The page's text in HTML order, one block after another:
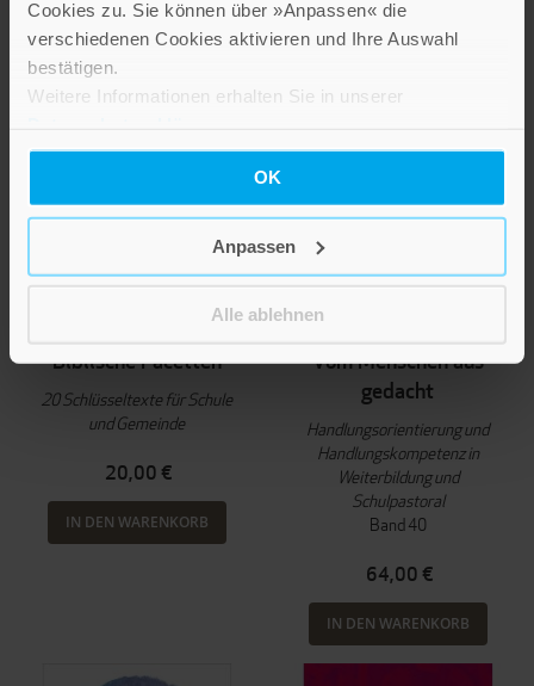
Cookies zu. Sie können über »Anpassen« die
verschiedenen Cookies aktivieren und Ihre Auswahl
bestätigen.
Weitere Informationen erhalten Sie in unserer
OK
Anpassen
Alle ablehnen
Biblische Facetten
20 Schlüsseltexte für Schule
und Gemeinde
20,00 €
IN DEN WARENKORB
Vom Menschen aus
gedacht
Handlungsorientierung und
Handlungskompetenz in
Weiterbildung und
Schulpastoral
Band 40
64,00 €
IN DEN WARENKORB